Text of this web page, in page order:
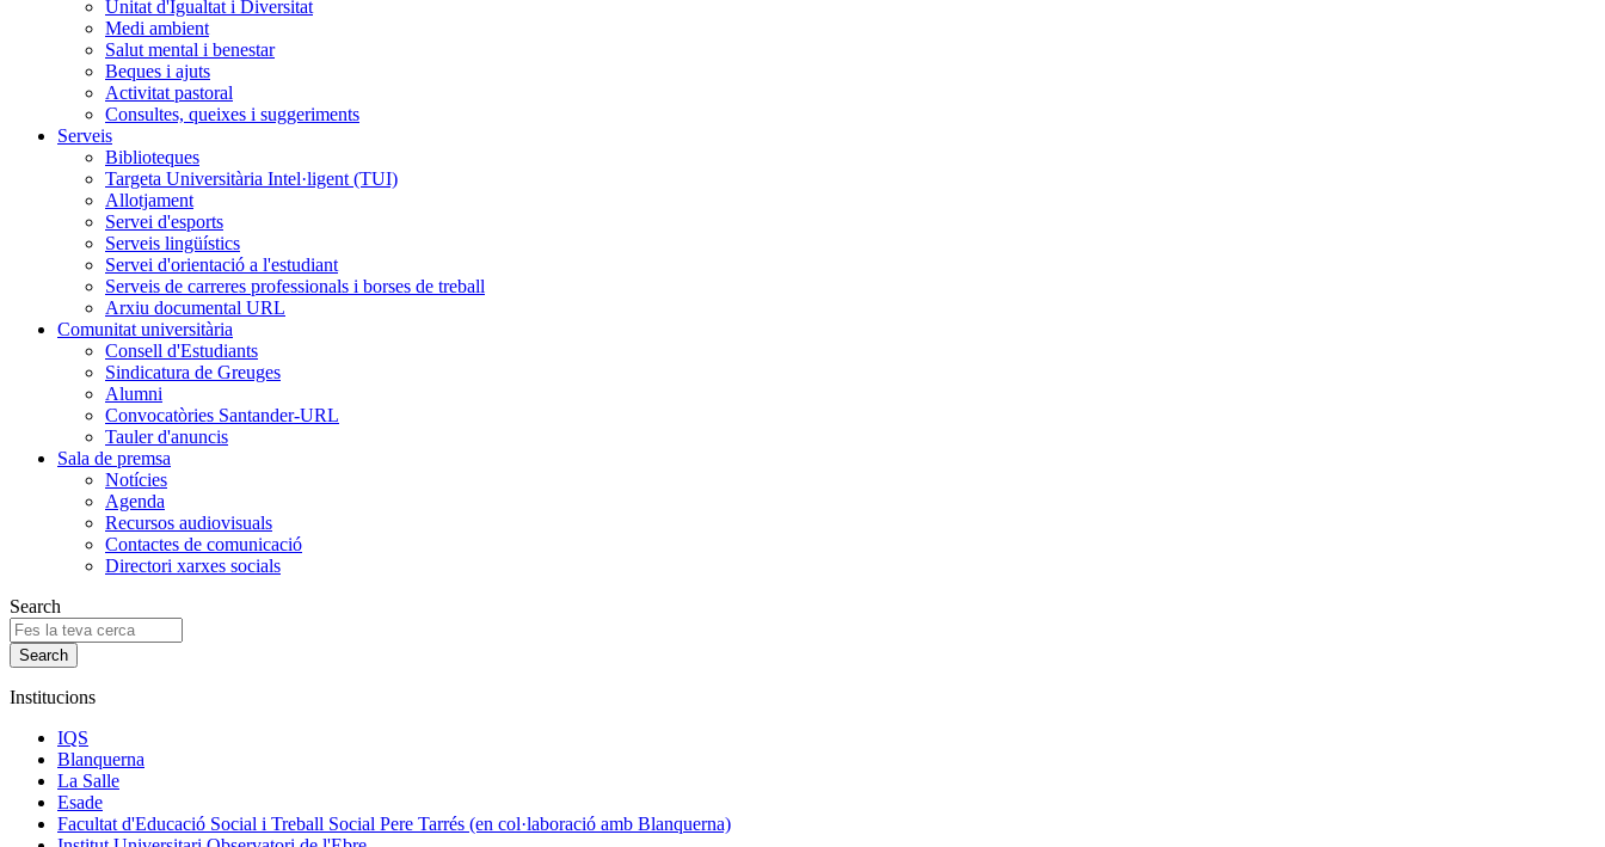
Unitat d'Igualtat i Diversitat
Medi ambient
Salut mental i benestar
Beques i ajuts
Activitat pastoral
Consultes, queixes i suggeriments
Serveis
Biblioteques
Targeta Universitària Intel·ligent (TUI)
Allotjament
Servei d'esports
Serveis lingüístics
Servei d'orientació a l'estudiant
Serveis de carreres professionals i borses de treball
Arxiu documental URL
Comunitat universitària
Consell d'Estudiants
Sindicatura de Greuges
Alumni
Convocatòries Santander-URL
Tauler d'anuncis
Sala de premsa
Notícies
Agenda
Recursos audiovisuals
Contactes de comunicació
Directori xarxes socials
Search
Institucions
IQS
Blanquerna
La Salle
Esade
Facultat d'Educació Social i Treball Social Pere Tarrés (en col·laboració amb Blanquerna)